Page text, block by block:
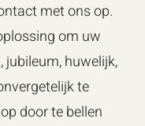
met ons op.
om uw
jubileum, huwelijk,
te
door te bellen